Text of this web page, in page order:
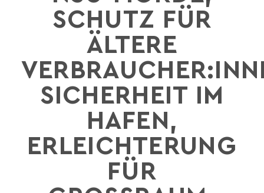
SCHUTZ FÜR
ÄLTERE
SICHERHEIT IM
HAFEN,
ERLEICHTERUNG
FÜR